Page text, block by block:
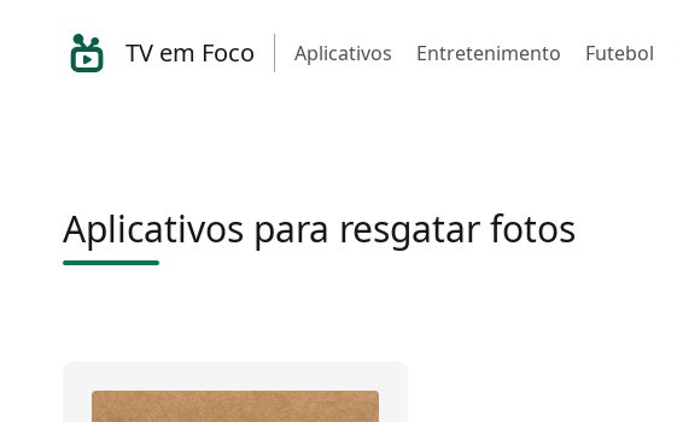
TV em Foco Aplicativos Entretenimento Futebol
Aplicativos para resgatar fotos